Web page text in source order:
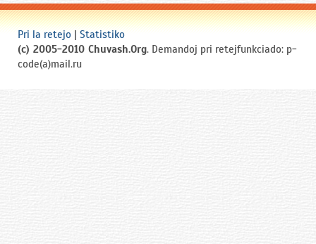
Pri la retejo | Statistiko
(c) 2005-2010 Chuvash.Org. Demandoj pri retejfunkciado: p-
code(a)mail.ru